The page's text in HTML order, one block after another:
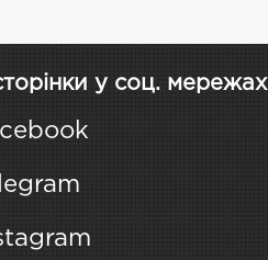
у соц. мережах